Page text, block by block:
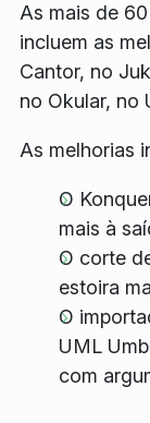
As mais de
incluem as
Cantor, no
no Okular, no
As melhorias
O
mais à
O corte
estoira
O
UML
com